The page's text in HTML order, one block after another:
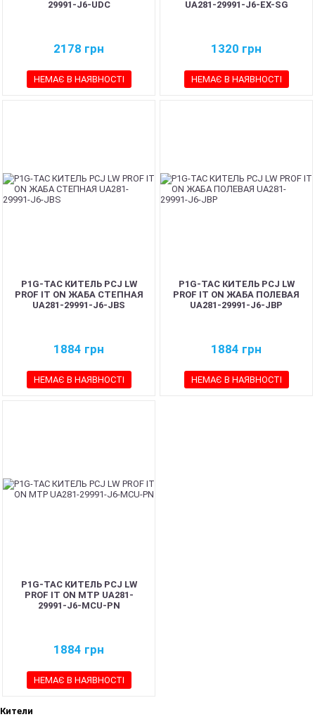
29991-J6-UDC
2178 грн
НЕМАЄ В НАЯВНОСТІ
UA281-29991-J6-EX-SG
1320 грн
НЕМАЄ В НАЯВНОСТІ
P1G-TAC КИТЕЛЬ PCJ LW
PROF IT ON ЖАБА СТЕПНАЯ
UA281-29991-J6-JBS
1884 грн
НЕМАЄ В НАЯВНОСТІ
P1G-TAC КИТЕЛЬ PCJ LW
PROF IT ON ЖАБА ПОЛЕВАЯ
UA281-29991-J6-JBP
1884 грн
НЕМАЄ В НАЯВНОСТІ
P1G-TAC КИТЕЛЬ PCJ LW
PROF IT ON MTP UA281-
29991-J6-MCU-PN
1884 грн
НЕМАЄ В НАЯВНОСТІ
Кители